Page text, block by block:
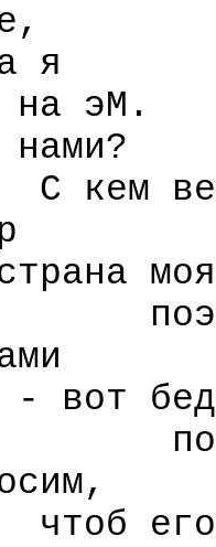
моя
его